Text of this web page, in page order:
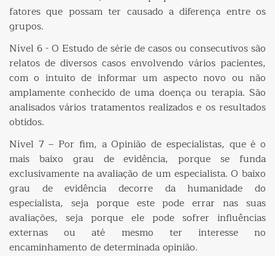
fatores que possam ter causado a diferença entre os
grupos.
Nível 6 - O Estudo de série de casos ou consecutivos são
relatos de diversos casos envolvendo vários pacientes,
com o intuito de informar um aspecto novo ou não
amplamente conhecido de uma doença ou terapia. São
analisados vários tratamentos realizados e os resultados
obtidos.
Nível 7 – Por fim, a Opinião de especialistas, que é o
mais baixo grau de evidência, porque se funda
exclusivamente na avaliação de um especialista. O baixo
grau de evidência decorre da humanidade do
especialista, seja porque este pode errar nas suas
avaliações, seja porque ele pode sofrer influências
externas ou até mesmo ter interesse no
encaminhamento de determinada opinião.